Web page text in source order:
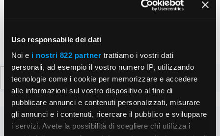
Uso responsabile dei dati
Noi e i nostri 822 partner trattiamo i vostri dati
personali, ad esempio il vostro numero IP, utilizzando
tecnologie come i cookie per memorizzare e accedere
alle informazioni sul vostro dispositivo al fine di
pubblicare annunci e contenuti personalizzati, misurare
gli annunci e i contenuti, ricercare il pubblico e sviluppare
i servizi. Avete la possibilità di scegliere chi utilizza i
Ricerca